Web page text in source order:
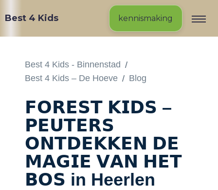
Best 4 Kids kennismaking
Best 4 Kids - Binnenstad /
Best 4 Kids – De Hoeve / Blog
𝗙𝗢𝗥𝗘𝗦𝗧 𝗞𝗜𝗗𝗦 –
𝗣𝗘𝗨𝗧𝗘𝗥𝗦
𝗢𝗡𝗧𝗗𝗘𝗞𝗞𝗘𝗡 𝗗𝗘
𝗠𝗔𝗚𝗜𝗘 𝗩𝗔𝗡 𝗛𝗘𝗧
𝗕𝗢𝗦 in Heerlen